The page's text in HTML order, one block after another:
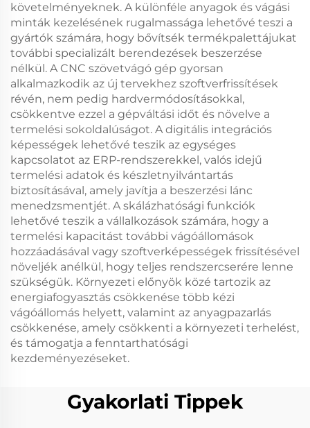
követelményeknek. A különféle anyagok és vágási
minták kezelésének rugalmassága lehetővé teszi a
gyártók számára, hogy bővítsék termékpalettájukat
további specializált berendezések beszerzése
nélkül. A CNC szövetvágó gép gyorsan
alkalmazkodik az új tervekhez szoftverfrissítések
révén, nem pedig hardvermódosításokkal,
csökkentve ezzel a gépváltási időt és növelve a
termelési sokoldalúságot. A digitális integrációs
képességek lehetővé teszik az egységes
kapcsolatot az ERP-rendszerekkel, valós idejű
termelési adatok és készletnyilvántartás
biztosításával, amely javítja a beszerzési lánc
menedzsmentjét. A skálázhatósági funkciók
lehetővé teszik a vállalkozások számára, hogy a
termelési kapacitást további vágóállomások
hozzáadásával vagy szoftverképességek frissítésével
növeljék anélkül, hogy teljes rendszercserére lenne
szükségük. Környezeti előnyök közé tartozik az
energiafogyasztás csökkenése több kézi
vágóállomás helyett, valamint az anyagpazarlás
csökkenése, amely csökkenti a környezeti terhelést,
és támogatja a fenntarthatósági
kezdeményezéseket.
Gyakorlati Tippek